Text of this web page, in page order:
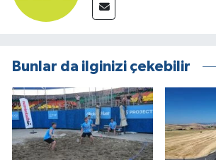
Bunlar da ilginizi çekebilir